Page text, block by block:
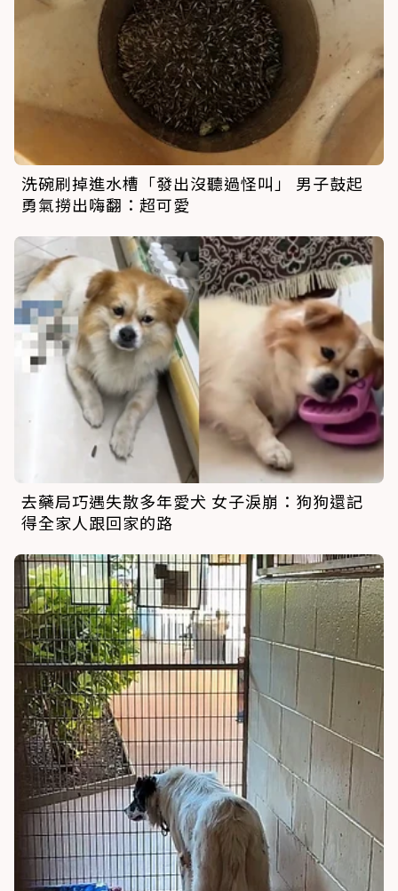
洗碗刷掉進水槽「發出沒聽過怪叫」 男子鼓起
勇氣撈出嗨翻：超可愛
去藥局巧遇失散多年愛犬 女子淚崩：狗狗還記
得全家人跟回家的路